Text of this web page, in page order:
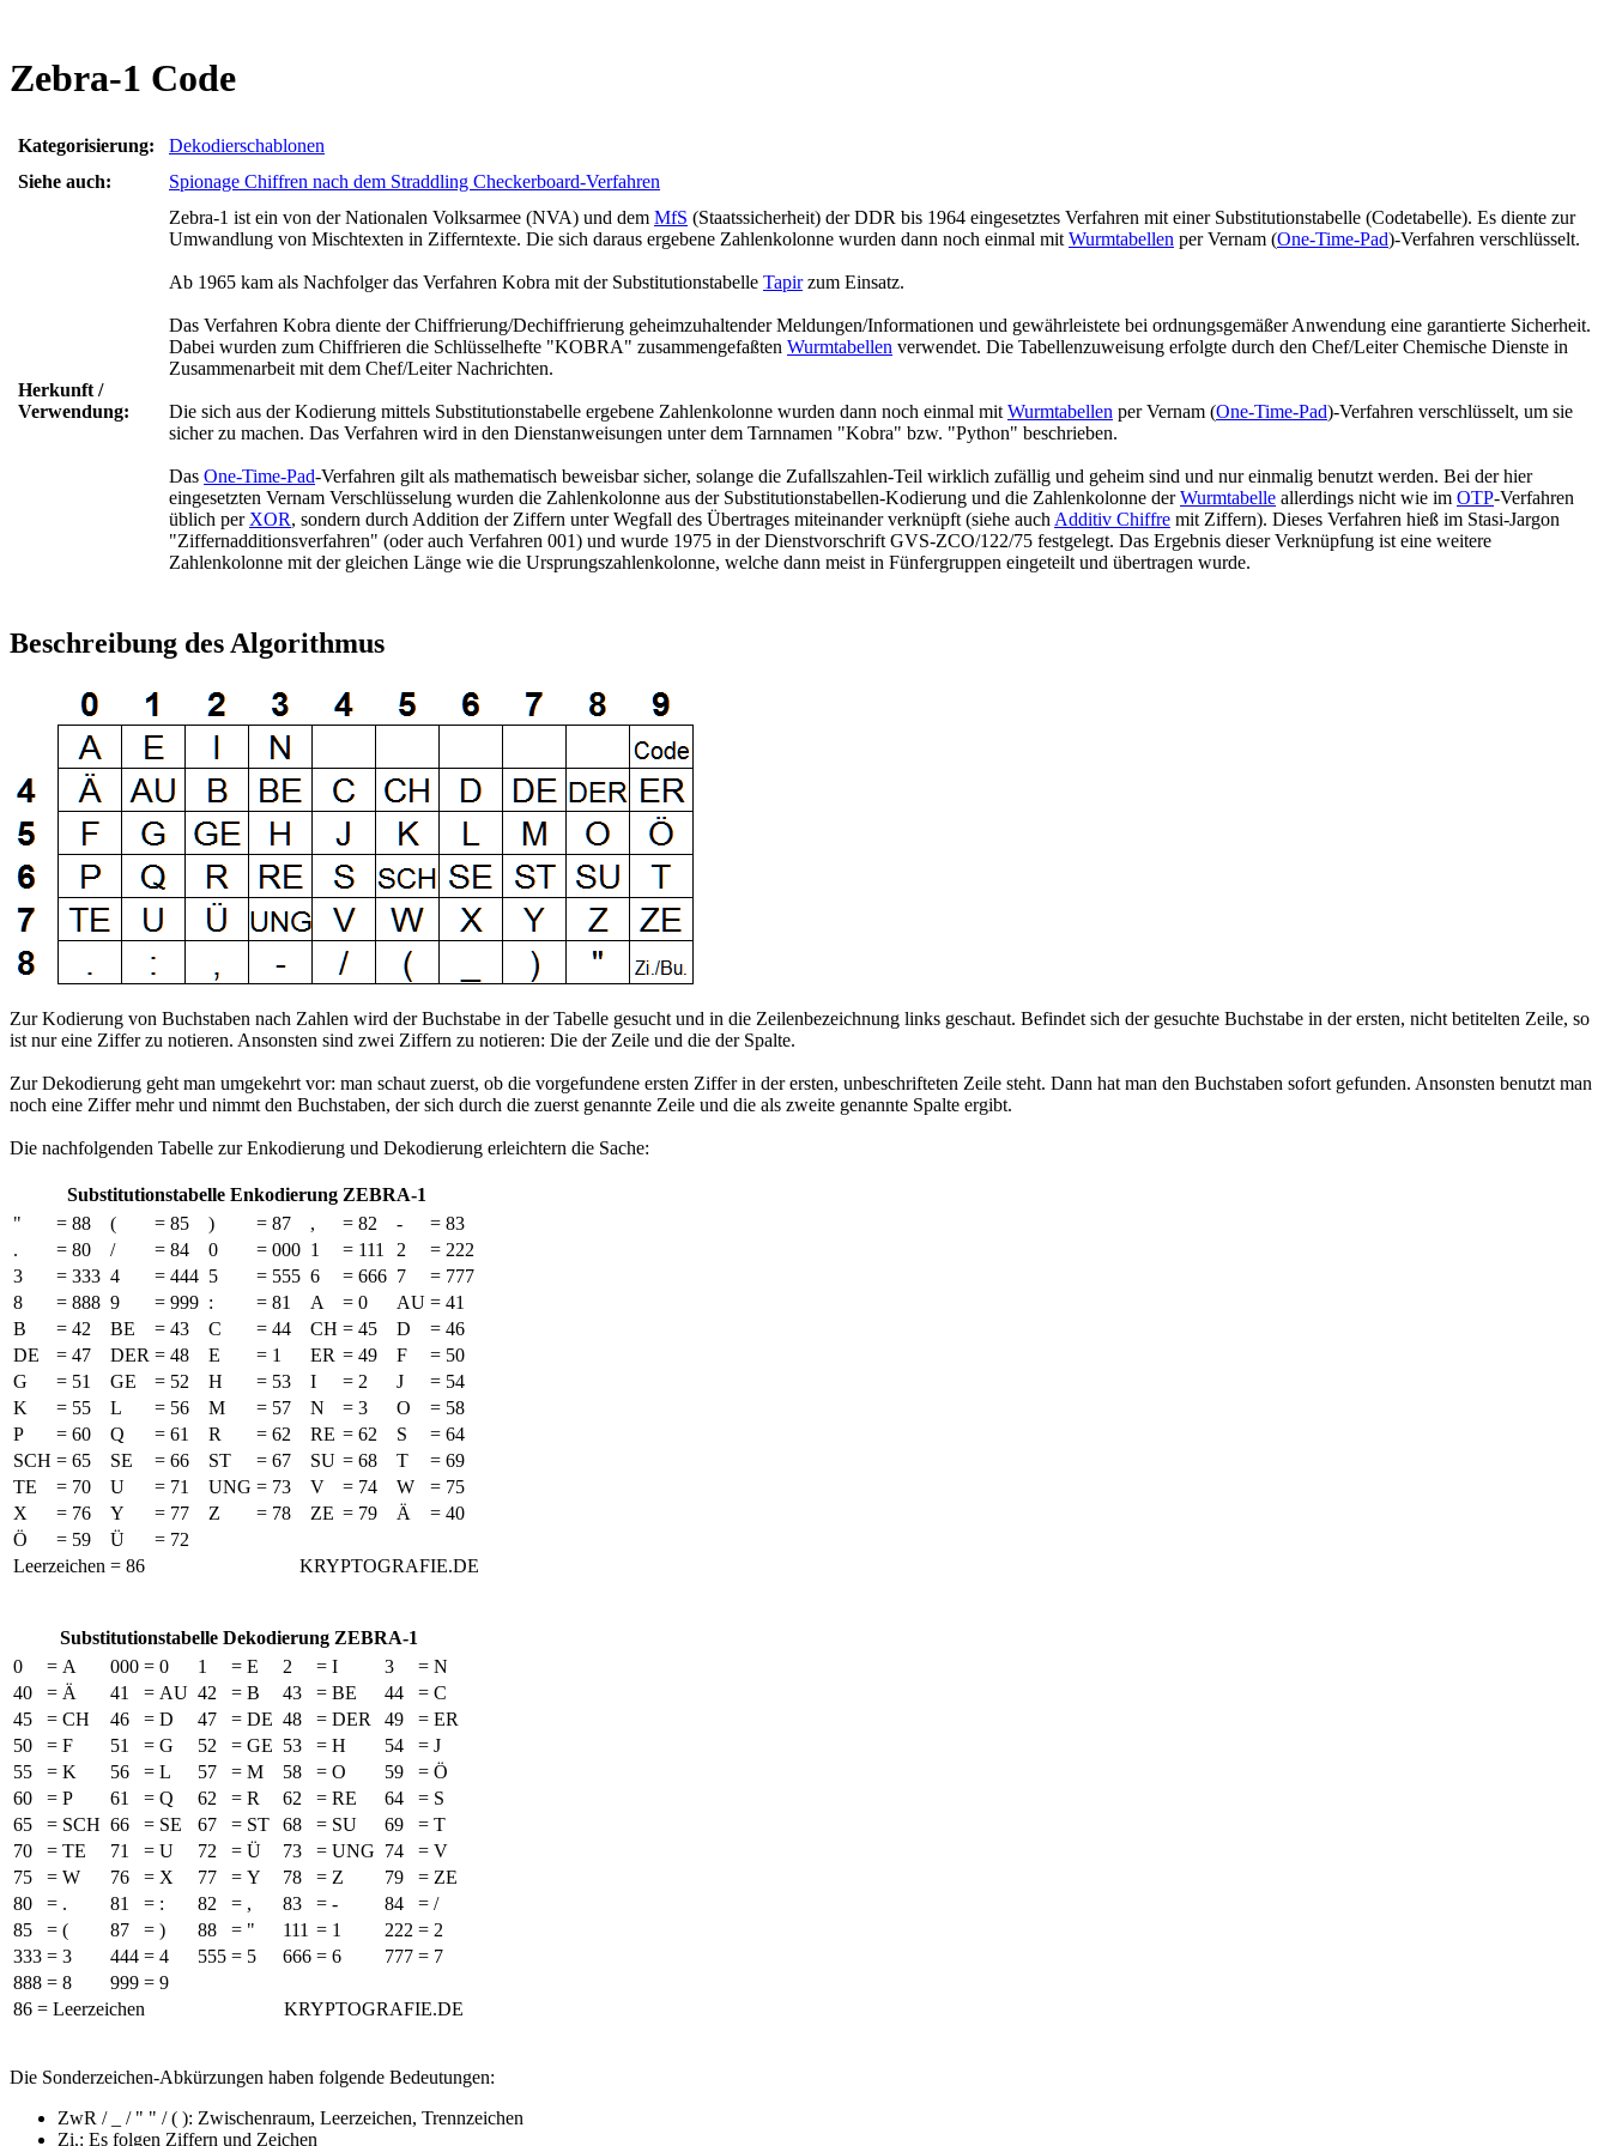
Zebra-1 Code
Kategorisierung:
Dekodierschablonen
Siehe auch:
Spionage Chiffren nach dem Straddling Checkerboard-Verfahren
Herkunft /
Verwendung:
Zebra-1 ist ein von der Nationalen Volksarmee (NVA) und dem MfS (Staatssicherheit) der DDR bis 1964 eingesetztes Verfahren mit einer Substitutionstabelle (Codetabelle). Es diente zur
Umwandlung von Mischtexten in Zifferntexte. Die sich daraus ergebene Zahlenkolonne wurden dann noch einmal mit Wurmtabellen per Vernam (One-Time-Pad)-Verfahren verschlüsselt.
Ab 1965 kam als Nachfolger das Verfahren Kobra mit der Substitutionstabelle Tapirzum Einsatz.
Das Verfahren Kobra diente der Chiffrierung/Dechiffrierung geheimzuhaltender Meldungen/Informationen und gewährleistete bei ordnungsgemäßer Anwendung eine garantierte Sicherheit.
Dabei wurden zum Chiffrieren die Schlüsselhefte "KOBRA" zusammengefaßten Wurmtabellen verwendet. Die Tabellenzuweisung erfolgte durch den Chef/Leiter Chemische Dienste in
Zusammenarbeit mit dem Chef/Leiter Nachrichten.
Die sich aus der Kodierung mittels Substitutionstabelle ergebene Zahlenkolonne wurden dann noch einmal mit Wurmtabellen per Vernam (One-Time-Pad)-Verfahren verschlüsselt, um sie
sicher zu machen. Das Verfahren wird in den Dienstanweisungen unter dem Tarnnamen "Kobra" bzw. "Python" beschrieben.
Das One-Time-Pad-Verfahren gilt als mathematisch beweisbar sicher, solange die Zufallszahlen-Teil wirklich zufällig und geheim sind und nur einmalig benutzt werden. Bei der hier
eingesetzten Vernam Verschlüsselung wurden die Zahlenkolonne aus der Substitutionstabellen-Kodierung und die Zahlenkolonne derWurmtabelle allerdings nicht wie im OTP-Verfahren
üblich per XOR, sondern durch Addition der Ziffern unter Wegfall des Übertrages miteinander verknüpft (siehe auch Additiv Chiffre mit Ziffern). Dieses Verfahren hieß im Stasi-Jargon
"Ziffernadditionsverfahren" (oder auch Verfahren 001) und wurde 1975 in der Dienstvorschrift GVS-ZCO/122/75 festgelegt. Das Ergebnis dieser Verknüpfung ist eine weitere
Zahlenkolonne mit der gleichen Länge wie die Ursprungszahlenkolonne, welche dann meist in Fünfergruppen eingeteilt und übertragen wurde.
Beschreibung des Algorithmus
Zur Kodierung von Buchstaben nach Zahlen wird der Buchstabe in der Tabelle gesucht und in die Zeilenbezeichnung links geschaut. Befindet sich der gesuchte Buchstabe in der ersten, nicht betitelten Zeile, so
ist nur eine Ziffer zu notieren. Ansonsten sind zwei Ziffern zu notieren: Die der Zeile und die der Spalte.
Zur Dekodierung geht man umgekehrt vor: man schaut zuerst, ob die vorgefundene ersten Ziffer in der ersten, unbeschrifteten Zeile steht. Dann hat man den Buchstaben sofort gefunden. Ansonsten benutzt man
noch eine Ziffer mehr und nimmt den Buchstaben, der sich durch die zuerst genannte Zeile und die als zweite genannte Spalte ergibt.
Die nachfolgenden Tabelle zur Enkodierung und Dekodierung erleichtern die Sache:
Substitutionstabelle Enkodierung ZEBRA-1
"
= 88 ( = 85 ) = 87 , = 82 - = 83
.
= 80 / = 84 0 = 000 1 = 111 2 = 222
3
= 333 4 = 444 5 = 555 6 = 666 7 = 777
8
= 888 9 = 999 : = 81 A = 0 AU = 41
B
= 42 BE = 43 C = 44 CH = 45 D = 46
DE
= 47 DER = 48 E = 1 ER = 49 F = 50
G
= 51 GE = 52 H = 53 I = 2 J = 54
K
= 55 L = 56 M = 57 N = 3 O = 58
P
= 60 Q = 61 R = 62 RE = 62 S = 64
SCH = 65 SE = 66 ST = 67 SU = 68 T = 69
TE
= 70 U = 71 UNG = 73 V = 74 W = 75
X
= 76 Y = 77 Z = 78 ZE = 79 Ä = 40
Ö
= 59 Ü = 72
Leerzeichen = 86
KRYPTOGRAFIE.DE
Substitutionstabelle Dekodierung ZEBRA-1
0
= A 000 = 0 1 = E 2 = I 3 = N
40
= Ä 41 = AU 42 = B 43 = BE 44 = C
45
= CH 46 = D 47 = DE 48 = DER 49 = ER
50
= F 51 = G 52 = GE 53 = H 54 = J
55
= K 56 = L 57 = M 58 = O 59 = Ö
60
= P 61 = Q 62 = R 62 = RE 64 = S
65
= SCH 66 = SE 67 = ST 68 = SU 69 = T
70
= TE 71 = U 72 = Ü 73 = UNG 74 = V
75
= W 76 = X 77 = Y 78 = Z 79 = ZE
80
= . 81 = : 82 = , 83 = - 84 = /
85
= ( 87 = ) 88 = " 111 = 1 222 = 2
333 = 3 444 = 4 555 = 5 666 = 6 777 = 7
888 = 8 999 = 9
86 = Leerzeichen
KRYPTOGRAFIE.DE
Die Sonderzeichen-Abkürzungen haben folgende Bedeutungen:
ZwR / _ / " " / ( ): Zwischenraum, Leerzeichen, Trennzeichen
Zi.: Es folgen Ziffern und Zeichen